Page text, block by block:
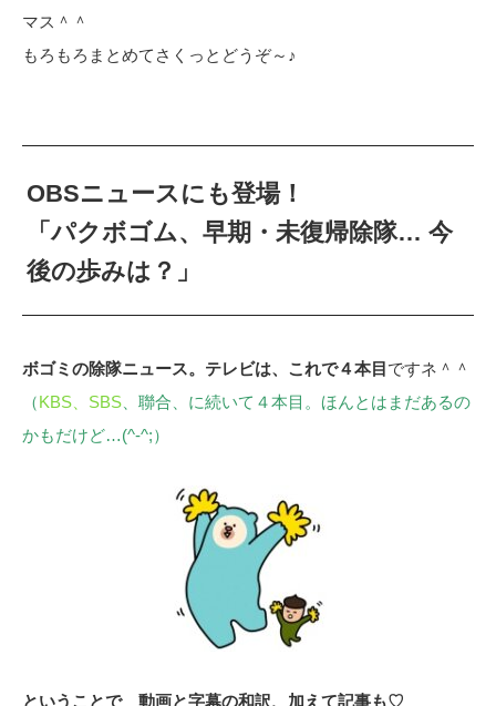
マス＾＾
もろもろまとめてさくっとどうぞ～♪
OBSニュースにも登場！
「パクボゴム、早期・未復帰除隊… 今
後の歩みは？」
ボゴミの除隊ニュース。テレビは、これで４本目 ですネ＾＾
（KBS、SBS 、聯合、に続いて４本目。ほんとはまだあるの
かもだけど…(^-^;）
ということで 動画と字幕の和訳、加えて記事も♡